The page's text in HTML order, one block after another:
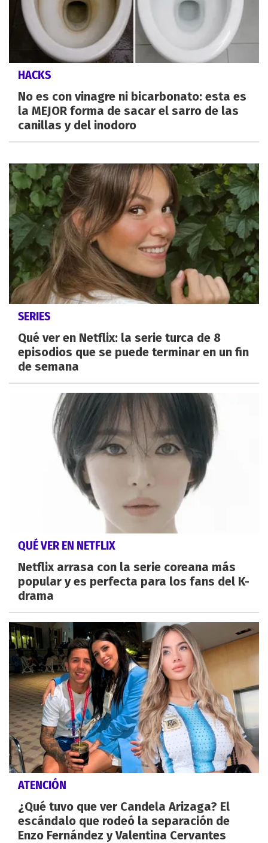
HACKS
No es con vinagre ni bicarbonato: esta es
la MEJOR forma de sacar el sarro de las
canillas y del inodoro
SERIES
Qué ver en Netflix: la serie turca de 8
episodios que se puede terminar en un fin
de semana
QUÉ VER EN NETFLIX
Netflix arrasa con la serie coreana más
popular y es perfecta para los fans del K-
drama
ATENCIÓN
¿Qué tuvo que ver Candela Arizaga? El
escándalo que rodeó la separación de
Enzo Fernández y Valentina Cervantes